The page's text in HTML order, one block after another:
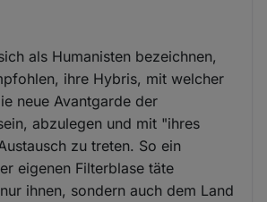
als Humanisten bezeichnen,
ihre Hybris, mit welcher
neue Avantgarde der
abzulegen und mit "ihres
zu treten. So ein
eigenen Filterblase täte
ihnen, sondern auch dem Land